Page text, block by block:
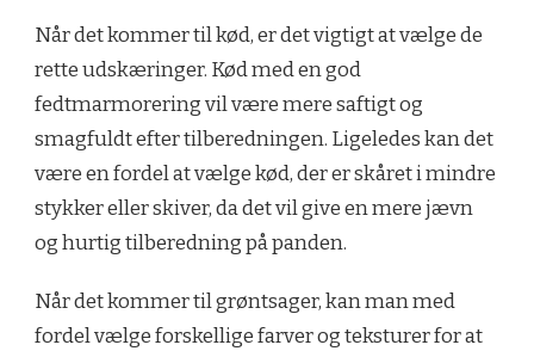
Når det kommer til kød, er det vigtigt at vælge de
rette udskæringer. Kød med en god
fedtmarmorering vil være mere saftigt og
smagfuldt efter tilberedningen. Ligeledes kan det
være en fordel at vælge kød, der er skåret i mindre
stykker eller skiver, da det vil give en mere jævn
og hurtig tilberedning på panden.
Når det kommer til grøntsager, kan man med
fordel vælge forskellige farver og teksturer for at